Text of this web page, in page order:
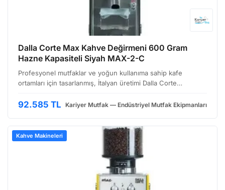
Dalla Corte Max Kahve Değirmeni 600 Gram
Hazne Kapasiteli Siyah MAX-2-C
Profesyonel mutfaklar ve yoğun kullanıma sahip kafe
ortamları için tasarlanmış, İtalyan üretimi Dalla Corte
performans birleşimini sunuyor. MAX-2-C modeli, özellikle
92.585 TL Kariyer Mutfak — Endüstriyel Mutfak Ekipmanları
Kahve Makineleri